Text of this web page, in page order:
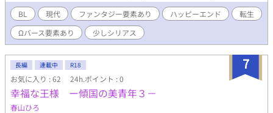
い… けれど何度も見る夢に耐えきれず、ある日楓矢は夢で叫
ぶ。 ＂もう、殺さなくていいから！＂……と。 殺される側の恐
怖よりも、刀を持つ男の背負ったものに耐えきれずに…… 妖刀紫
を持ち、今も殺し続けようとする男に… ＊本編完結まで書き上
がっています。 ※主に現代を舞台に話を展開させますがファンタ
ジーです ※女の子が殺される設定ですので、苦手な方は※マーク
を飛ばしてください ※18禁箇所には＊を入れます ※設定にΩバー
ス的なものを出しますが、既存のものとは違いますのでご注意く
ださい
BL 現代 ファンタジー要素あり ハッピーエンド
転生
Ωバース要素あり
少しシリアス
7
長編 連載中 R18
お気に入り : 62 24h.ポイント : 0
幸福な王様 ー傾国の美青年３－
春山ひろ